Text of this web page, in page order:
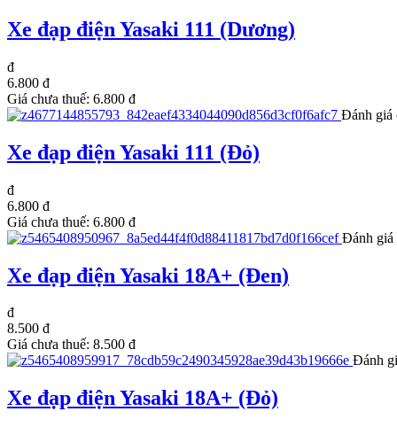
Xe đạp điện Yasaki 111 (Dương)
đ
6.800 đ
Giá chưa thuế: 6.800 đ
Đánh giá
Xe đạp điện Yasaki 111 (Đỏ)
đ
6.800 đ
Giá chưa thuế: 6.800 đ
Đánh giá
Xe đạp điện Yasaki 18A+ (Đen)
đ
8.500 đ
Giá chưa thuế: 8.500 đ
Đánh
Xe đạp điện Yasaki 18A+ (Đỏ)